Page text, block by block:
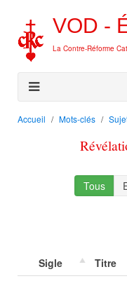
VOD -
La Contre-Réforme
Accueil Mots-clés
Tous
Sigle Titre